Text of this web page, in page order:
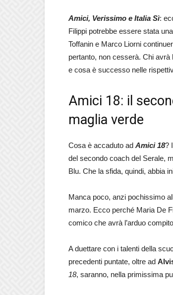
Amici, Verissimo e Italia Sì:
Filippi potrebbe essere stata
Toffanin e Marco Liorni
pertanto, non cesserà. Chi
e cosa è successo nelle
Amici 18: il
maglia verde
Cosa è accaduto ad Amici 18?
del secondo coach del Serale,
Blu. Che la sfida, quindi, abbia
Manca poco, anzi pochissimo
marzo. Ecco perché Maria De
comico che avrà l’arduo
A duettare con i talenti della
precedenti puntate, oltre ad
18, saranno, nella primissima